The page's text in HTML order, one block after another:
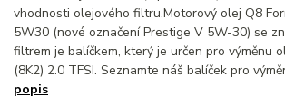
vhodnosti olejového filtru.Motorový olej Q8
5W30 (nové označení Prestige V 5W-30) se
filtrem je balíčkem, který je určen pro výměnu
(8K2) 2.0 TFSI. Seznamte náš balíček pro
popis